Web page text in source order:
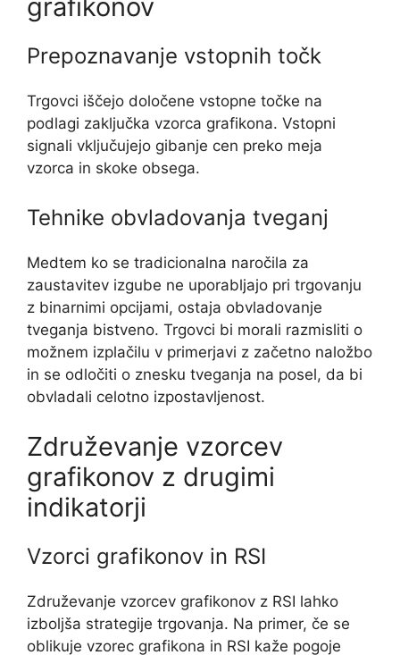
grafikonov
Prepoznavanje vstopnih točk
Trgovci iščejo določene vstopne točke na
podlagi zaključka vzorca grafikona. Vstopni
signali vključujejo gibanje cen preko meja
vzorca in skoke obsega.
Tehnike obvladovanja tveganj
Medtem ko se tradicionalna naročila za
zaustavitev izgube ne uporabljajo pri trgovanju
z binarnimi opcijami, ostaja obvladovanje
tveganja bistveno. Trgovci bi morali razmisliti o
možnem izplačilu v primerjavi z začetno naložbo
in se odločiti o znesku tveganja na posel, da bi
obvladali celotno izpostavljenost.
Združevanje vzorcev
grafikonov z drugimi
indikatorji
Vzorci grafikonov in RSI
Združevanje vzorcev grafikonov z RSI lahko
izboljša strategije trgovanja. Na primer, če se
oblikuje vzorec grafikona in RSI kaže pogoje